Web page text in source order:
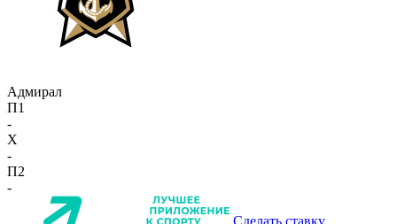
Адмирал
П1
-
X
-
П2
-